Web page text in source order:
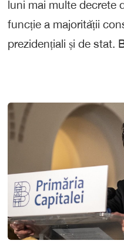
luni mai multe decrete
funcție a majorității
prezidențiali și de stat.